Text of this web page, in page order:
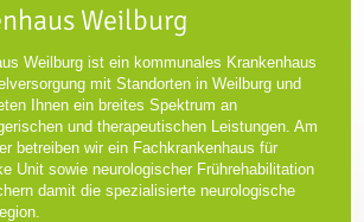
Weilburg
Weilburg ist ein kommunales Krankenhaus
mit Standorten in Weilburg und
Ihnen ein breites Spektrum an
und therapeutischen Leistungen. Am
betreiben wir ein Fachkrankenhaus für
Unit sowie neurologischer Frührehabilitation
damit die spezialisierte neurologische